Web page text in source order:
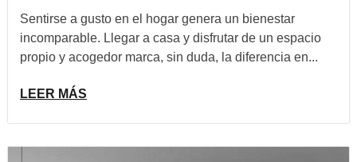
Sentirse a gusto en el hogar genera un bienestar
incomparable. Llegar a casa y disfrutar de un espacio
propio y acogedor marca, sin duda, la diferencia en...
LEER MÁS